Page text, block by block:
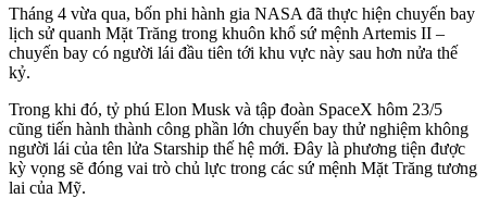
Tháng 4 vừa qua, bốn phi hành gia NASA đã thực hiện chuyến bay
lịch sử quanh Mặt Trăng trong khuôn khổ sứ mệnh Artemis II –
chuyến bay có người lái đầu tiên tới khu vực này sau hơn nửa thế
kỷ.
Trong khi đó, tỷ phú Elon Musk và tập đoàn SpaceX hôm 23/5
cũng tiến hành thành công phần lớn chuyến bay thử nghiệm không
người lái của tên lửa Starship thế hệ mới. Đây là phương tiện được
kỳ vọng sẽ đóng vai trò chủ lực trong các sứ mệnh Mặt Trăng tương
lai của Mỹ.